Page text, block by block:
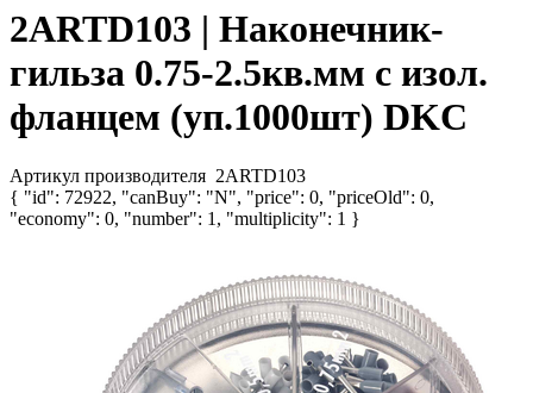
2ARTD103 | Наконечник-
гильза 0.75-2.5кв.мм с изол.
фланцем (уп.1000шт) DKC
Артикул производителя 2ARTD103
{ "id": 72922, "canBuy": "N", "price": 0, "priceOld": 0,
"economy": 0, "number": 1, "multiplicity": 1 }